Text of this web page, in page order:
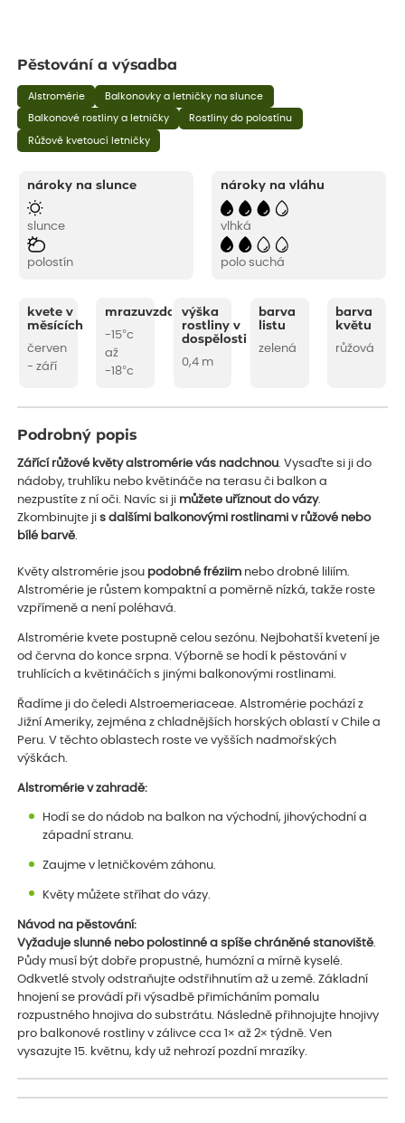
Pěstování a výsadba
Alstromérie Balkonovky a letničky na slunce
Balkonové rostliny a letničky Rostliny do polostínu
Růžově kvetoucí letničky
nároky na slunce
slunce
polostín
nároky na vláhu
vlhká
polo suchá
kvete v
měsících
červen
- září
mrazuvzdornost
-15°c
až
-18°c
výška
rostliny v
dospělosti
0,4 m
barva
listu
zelená
barva
květu
růžová
Podrobný popis
Zářící růžové květy alstromérie vás nadchnou. Vysaďte si ji do
nádoby, truhlíku nebo květináče na terasu či balkon a
nezpustíte z ní oči. Navíc si ji můžete uříznout do vázy.
Zkombinujte jis dalšími balkonovými rostlinami v růžové nebo
bílé barvě.
Květy alstromérie jsou podobné fréziim nebo drobné liliím.
Alstromérie je růstem kompaktní a poměrně nízká, takže roste
vzpřímeně a není poléhavá.
Alstromérie kvete postupně celou sezónu. Nejbohatší kvetení je
od června do konce srpna. Výborně se hodí k pěstování v
truhlících a květináčích s jinými balkonovými rostlinami.
Řadíme ji do čeledi Alstroemeriaceae. Alstromérie pochází z
Jižní Ameriky, zejména z chladnějších horských oblastí v Chile a
Peru. V těchto oblastech roste ve vyšších nadmořských
výškách.
Alstromérie v zahradě:
Hodí se do nádob na balkon na východní, jihovýchodní a
západní stranu.
Zaujme v letničkovém záhonu.
Květy můžete stříhat do vázy.
Návod na pěstování:
Vyžaduje slunné nebo polostinné a spíše chráněné stanoviště.
Půdy musí být dobře propustné, humózní a mírně kyselé.
Odkvetlé stvoly odstraňujte odstřihnutím až u země. Základní
hnojení se provádí při výsadbě přimícháním pomalu
rozpustného hnojiva do substrátu. Následně přihnojujte hnojivy
pro balkonové rostliny v zálivce cca 1× až 2× týdně. Ven
vysazujte 15. květnu, kdy už nehrozí pozdní mrazíky.